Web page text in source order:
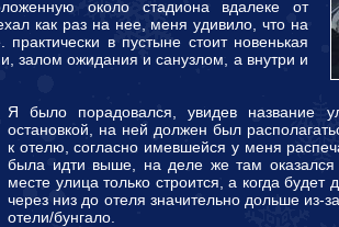
около стадиона вдалеке от
как раз на нее, меня удивило, что на
в пустыне стоит новенькая
залом ожидания и санузлом, а внутри и
Я было порадовался, увидев название
остановкой, на ней должен был
к отелю, согласно имевшейся у меня
была идти выше, на деле же там оказался
месте улица только строится, а когда будет
через низ до отеля значительно дольше из-
отели/бунгало.